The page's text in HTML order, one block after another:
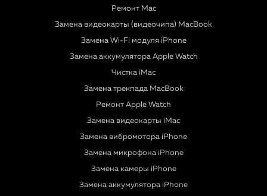
Ремонт Mac
Замена видеокарты (видеочипа) MacBook
Замена Wi-Fi модуля iPhone
Замена аккумулятора Apple Watch
Чистка iMac
Замена трекпада MacBook
Ремонт Apple Watch
Замена видеокарты iMac
Замена вибромотора iPhone
Замена микрофона iPhone
Замена камеры iPhone
Замена аккумулятора iPhone